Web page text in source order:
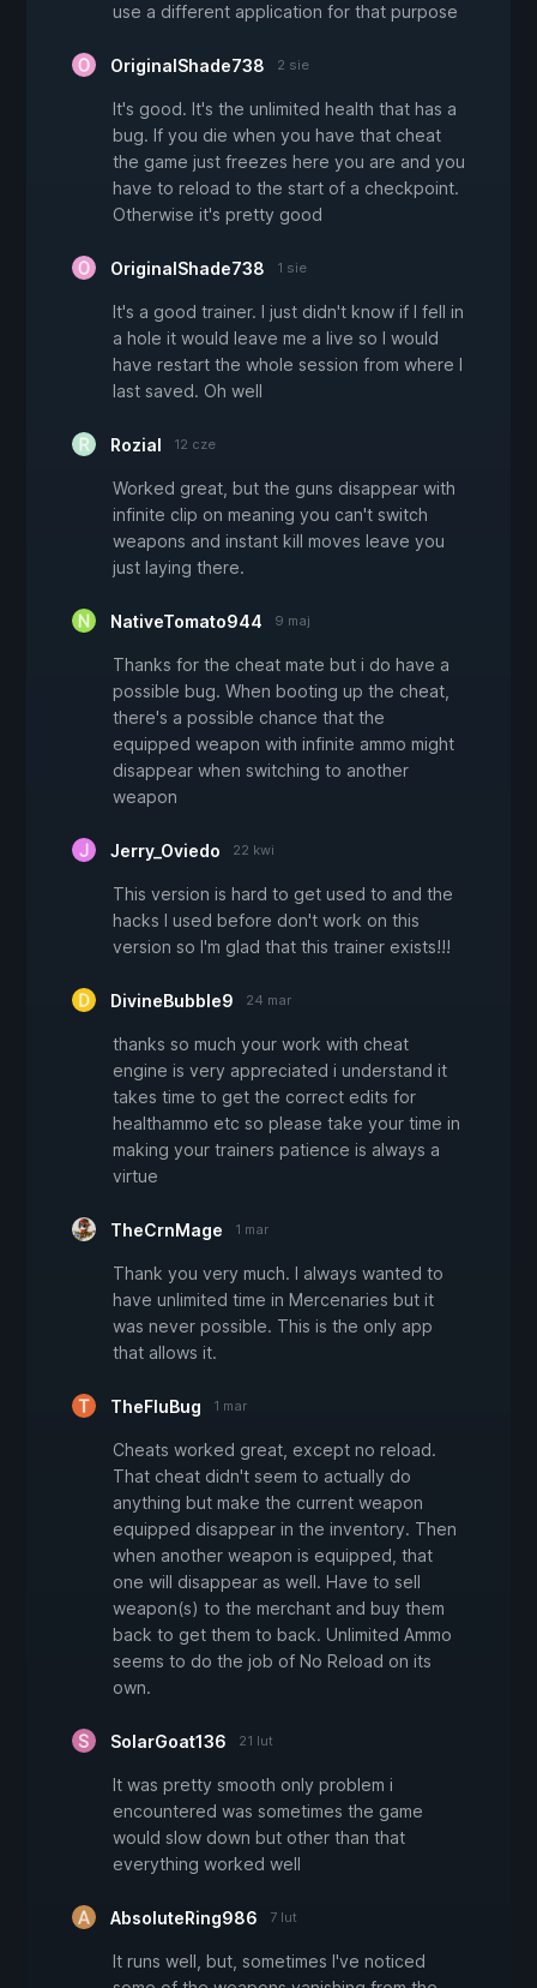
use a different application for that purpose
OriginalShade738 2 sie
It's good. It's the unlimited health that has a
bug. If you die when you have that cheat
the game just freezes here you are and you
have to reload to the start of a checkpoint.
Otherwise it's pretty good
OriginalShade738 1 sie
It's a good trainer. I just didn't know if I fell in
a hole it would leave me a live so I would
have restart the whole session from where I
last saved. Oh well
Rozial 12 cze
Worked great, but the guns disappear with
infinite clip on meaning you can't switch
weapons and instant kill moves leave you
just laying there.
NativeTomato944 9 maj
Thanks for the cheat mate but i do have a
possible bug. When booting up the cheat,
there's a possible chance that the
equipped weapon with infinite ammo might
disappear when switching to another
weapon
Jerry_Oviedo 22 kwi
This version is hard to get used to and the
hacks I used before don't work on this
version so I'm glad that this trainer exists!!!
DivineBubble9 24 mar
thanks so much your work with cheat
engine is very appreciated i understand it
takes time to get the correct edits for
healthammo etc so please take your time in
making your trainers patience is always a
virtue
TheCrnMage 1 mar
Thank you very much. I always wanted to
have unlimited time in Mercenaries but it
was never possible. This is the only app
that allows it.
TheFluBug 1 mar
Cheats worked great, except no reload.
That cheat didn't seem to actually do
anything but make the current weapon
equipped disappear in the inventory. Then
when another weapon is equipped, that
one will disappear as well. Have to sell
weapon(s) to the merchant and buy them
back to get them to back. Unlimited Ammo
seems to do the job of No Reload on its
own.
SolarGoat136 21 lut
It was pretty smooth only problem i
encountered was sometimes the game
would slow down but other than that
everything worked well
AbsoluteRing986 7 lut
It runs well, but, sometimes I've noticed